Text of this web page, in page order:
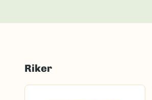
Riker